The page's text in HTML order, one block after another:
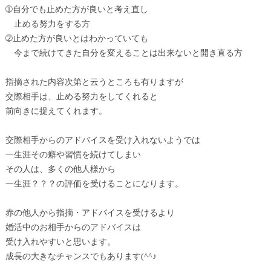
➀自分でも止めた方が良いと考え直し
止める努力をする方
➁止めた方が良いとはわかっていても
今まで続けてきた自分を変えることは出来ないと開き直る方
指摘された内容次第と云うところも有りますが
交際相手は、止める努力をしてくれると
前向きに捉えてくれます。
交際相手からのアドバイスを受け入れないようでは
一生涯その癖や習慣を続けてしまい
その人は、多くの他人様から
一生涯？？？の評価を受けることになります。
赤の他人から指摘・アドバイスを受けるより
婚活中のお相手からのアドバイスは
受け入れやすいと思います。
成長の大きなチャンスでもあります(^^♪